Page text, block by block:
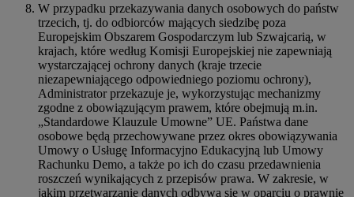
W przypadku przekazywania danych osobowych do państw
trzecich, tj. do odbiorców mających siedzibę poza
Europejskim Obszarem Gospodarczym lub Szwajcarią, w
krajach, które według Komisji Europejskiej nie zapewniają
wystarczającej ochrony danych (kraje trzecie
niezapewniającego odpowiedniego poziomu ochrony),
Administrator przekazuje je, wykorzystując mechanizmy
zgodne z obowiązującym prawem, które obejmują m.in.
„Standardowe Klauzule Umowne” UE. Państwa dane
osobowe będą przechowywane przez okres obowiązywania
Umowy o Usługę Informacyjno Edukacyjną lub Umowy
Rachunku Demo, a także po ich do czasu przedawnienia
roszczeń wynikających z przepisów prawa. W zakresie, w
jakim przetwarzanie danych odbywa się w oparciu o prawnie